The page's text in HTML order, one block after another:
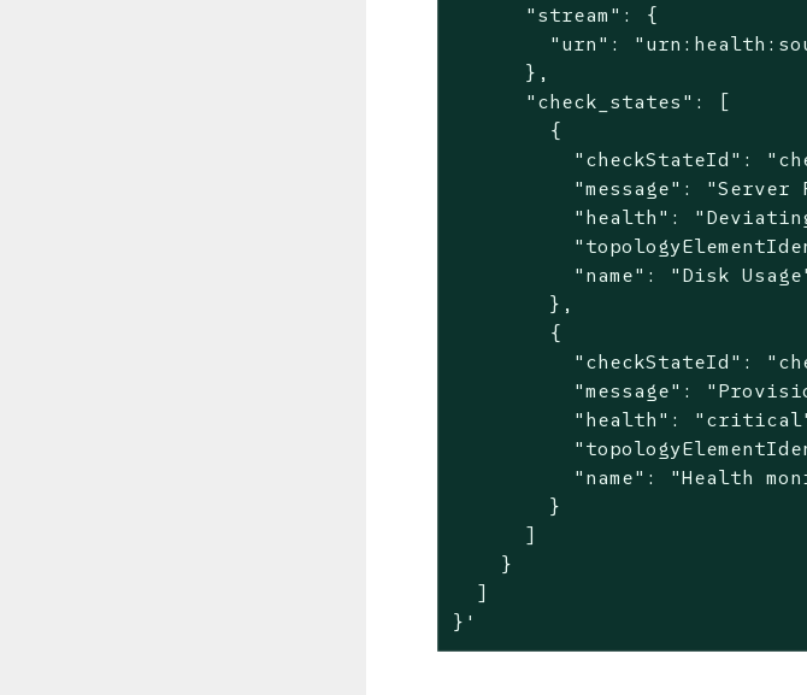
      "stream": {
"urn":
      },
      "check_states": [
        {
"checkStateId":
"message": "Server
"health":
"name": "Disk
        },
        {
"checkStateId":
"message":
"health":
"name": "Health
        }
      ]
    }
  ]
}'